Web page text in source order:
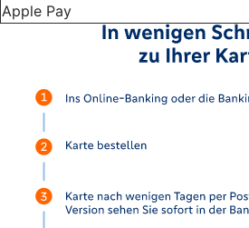
Apple Pay